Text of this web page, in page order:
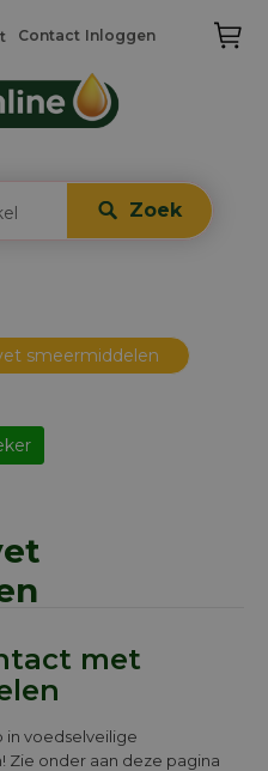
Zoek
Contact Inloggen
smeermiddelen
met
in voedselveilige
Zie onder aan deze pagina